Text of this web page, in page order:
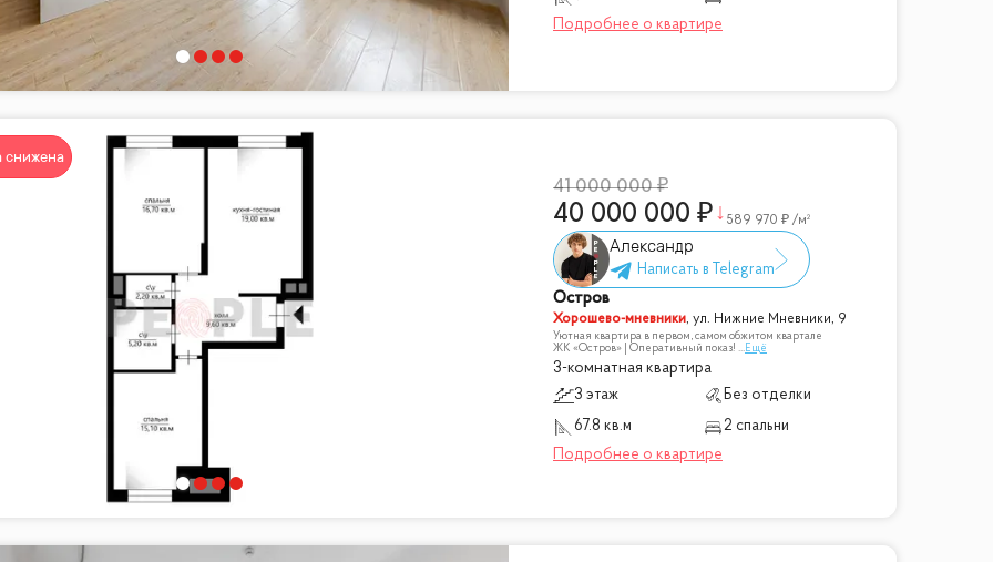
снижена
41 000 000
40 000 000 589 970 /м²
Александр
Остров
Хорошево-мневники, ул. Нижние Мневники, 9
Уютная квартира в первом, самом обжитом квартале
ЖК «Остров» | Оперативный показ! ...Ещё
3-комнатная квартира
3 этаж
Без отделки
67.8 кв.м
2 спальни